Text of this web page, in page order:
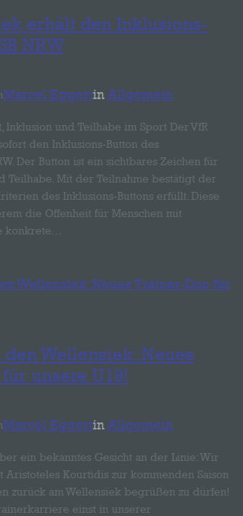
erhält den Inklusions-
NRW
Marcel Eggertin Allgemein
Inklusion und Teilhabe im Sport Der VfR
den Inklusions-Button des
Der Button ist ein sichtbares Zeichen für
Teilhabe. Mit der Teilnahme bestätigt der
des Inklusions-Buttons erfüllt. Diese
die Offenheit für Menschen mit
konkrete…
Wellensiek: Neues
unsere U19!
Marcel Eggertin Allgemein
ein bekanntes Gesicht an der Linie: Wir
Aristoteles Kourtidis zur kommenden Saison
zurück am Wellensiek begrüßen zu dürfen!
einst in unserer
oder für die Verarbeitung
ist die natürliche oder
mit anderen über die Zwecke
Daten entscheidet.
Zwecke und Mittel dieser
durch das Unionsrecht oder
der Mitgliedstaaten vorgegeben,
der Verantwortliche
können die bestimmten
oder dem Recht der
ist eine natürliche oder
Auftrag des Verantwortlichen
ist eine natürliche oder juristische
personenbezogene Daten
werden, unabhängig davon, ob
ihr um einen Dritten handelt oder
die im Rahmen eines